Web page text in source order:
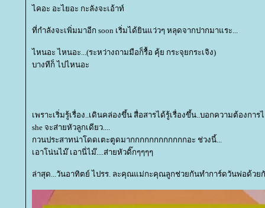
ไคอะ อะไยอะ กะลังจะเอ้าท์
ที่กำลังจะเพิ่มมาอีก soon เริ่มได้ยินแว่วๆ หลุดจากปากมาแระ...
ไหนอะ ไหนอะ...(ระหว่างถามมือก็รื้อ คุ้ย กระจุยกระเจิง)
บางทีก็ ไปไหนอะ
เพราะเริ่มรู้เรื่อง..เดินคล่องขึ้น สื่อสารได้รู้เรื่องขึ้น..บอกความต้องกา
she จะส่ายหัวลูกเดียว....
กวนประสาทน่าโดดเตะตูดมากกกกกกกกกกกกอะ ช่วงนี้...
เอาโน่นไม๊ เอานี่ไม๊....ส่ายหัวดิ๊กๆๆๆๆ
ล่าสุด...วันอาทิตย์ ไปรร. ละคุณแม่กะคุณลูกช่วยกันทำการ์ดวันพ่อด้วย